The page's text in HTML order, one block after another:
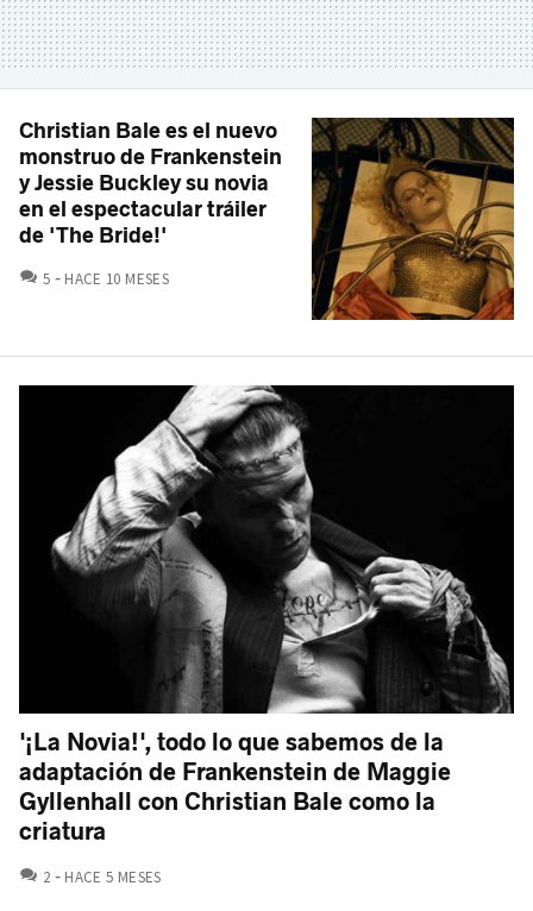
Christian Bale es el nuevo
monstruo de Frankenstein
y Jessie Buckley su novia
en el espectacular tráiler
de 'The Bride!'
5 COMENTARIOS
HACE 10 MESES
'¡La Novia!', todo lo que sabemos de la
adaptación de Frankenstein de Maggie
Gyllenhall con Christian Bale como la
criatura
2 COMENTARIOS
HACE 5 MESES